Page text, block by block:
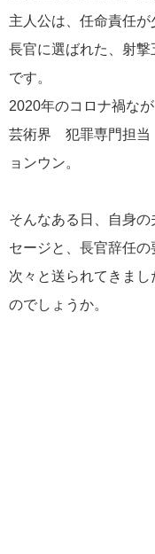
主人公は、任命責任
長官に選ばれた、射
です。
2020年のコロナ禍な
芸術界 犯罪専門担
ョンウン。
そんなある日、自身
セージと、長官辞任
次々と送られてきま
のでしょうか。